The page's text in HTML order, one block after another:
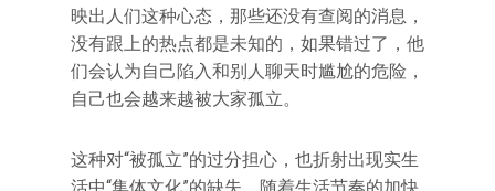
映出人们这种心态，那些还没有查阅的消息，
没有跟上的热点都是未知的，如果错过了，他
们会认为自己陷入和别人聊天时尴尬的危险，
自己也会越来越被大家孤立。
这种对“被孤立”的过分担心，也折射出现实生